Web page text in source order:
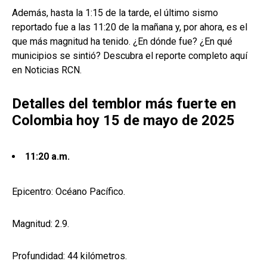
Además, hasta la 1:15 de la tarde, el último sismo
reportado fue a las 11:20 de la mañana y, por ahora, es el
que más magnitud ha tenido. ¿En dónde fue? ¿En qué
municipios se sintió? Descubra el reporte completo aquí
en Noticias RCN.
Detalles del temblor más fuerte en
Colombia hoy 15 de mayo de 2025
11:20 a.m.
Epicentro: Océano Pacífico.
Magnitud: 2.9.
Profundidad: 44 kilómetros.